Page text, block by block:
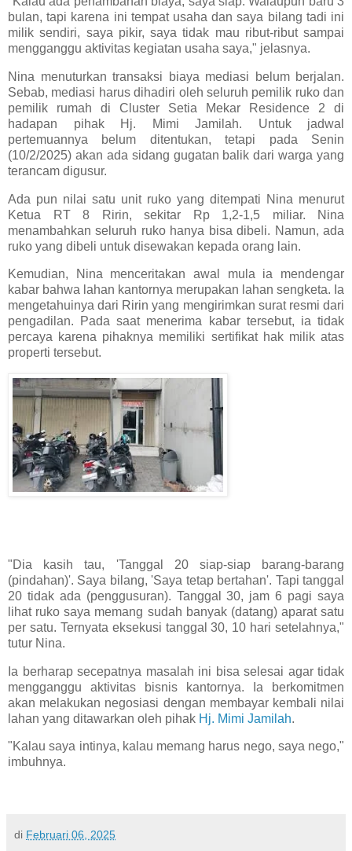
bulan, tapi karena ini tempat usaha dan saya bilang tadi ini
milik sendiri, saya pikir, saya tidak mau ribut-ribut sampai
mengganggu aktivitas kegiatan usaha saya," jelasnya.
Nina menuturkan transaksi biaya mediasi belum berjalan.
Sebab, mediasi harus dihadiri oleh seluruh pemilik ruko dan
pemilik rumah di Cluster Setia Mekar Residence 2 di
hadapan pihak Hj. Mimi Jamilah. Untuk jadwal
pertemuannya belum ditentukan, tetapi pada Senin
(10/2/2025) akan ada sidang gugatan balik dari warga yang
terancam digusur.
Ada pun nilai satu unit ruko yang ditempati Nina menurut
Ketua RT 8 Ririn, sekitar Rp 1,2-1,5 miliar. Nina
menambahkan seluruh ruko hanya bisa dibeli. Namun, ada
ruko yang dibeli untuk disewakan kepada orang lain.
Kemudian, Nina menceritakan awal mula ia mendengar
kabar bahwa lahan kantornya merupakan lahan sengketa. Ia
mengetahuinya dari Ririn yang mengirimkan surat resmi dari
pengadilan. Pada saat menerima kabar tersebut, ia tidak
percaya karena pihaknya memiliki sertifikat hak milik atas
properti tersebut.
"Dia kasih tau, 'Tanggal 20 siap-siap barang-barang
(pindahan)'. Saya bilang, 'Saya tetap bertahan'. Tapi tanggal
20 tidak ada (penggusuran). Tanggal 30, jam 6 pagi saya
lihat ruko saya memang sudah banyak (datang) aparat satu
per satu. Ternyata eksekusi tanggal 30, 10 hari setelahnya,"
tutur Nina.
Ia berharap secepatnya masalah ini bisa selesai agar tidak
mengganggu aktivitas bisnis kantornya. Ia berkomitmen
akan melakukan negosiasi dengan membayar kembali nilai
lahan yang ditawarkan oleh pihak Hj. Mimi Jamilah.
"Kalau saya intinya, kalau memang harus nego, saya nego,"
imbuhnya.
di Februari 06, 2025